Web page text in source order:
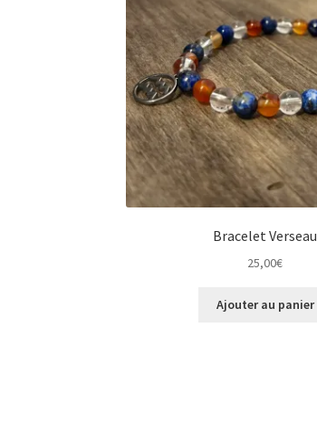
Bracelet Verseau
25,00€
Ajouter au panier